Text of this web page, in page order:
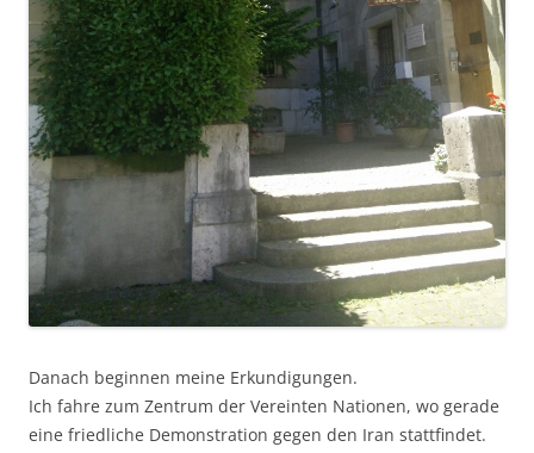
Danach beginnen meine Erkundigungen.
Ich fahre zum Zentrum der Vereinten Nationen, wo gerade
eine friedliche Demonstration gegen den Iran stattfindet.